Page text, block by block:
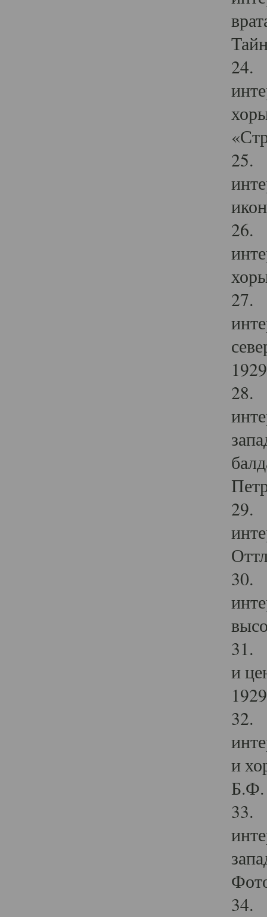
24.
25.
26.
27.
28.
29.
30.
31.
и
32.
и
Б.Ф.
33.
34.